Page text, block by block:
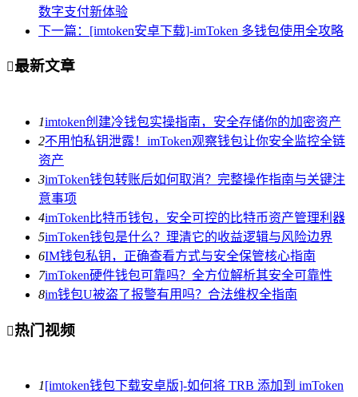
数字支付新体验
下一篇：[imtoken安卓下载]-imToken 多钱包使用全攻略
最新文章
1imtoken创建冷钱包实操指南，安全存储你的加密资产
2不用怕私钥泄露！imToken观察钱包让你安全监控全链
资产
3imToken钱包转账后如何取消？完整操作指南与关键注
意事项
4imToken比特币钱包，安全可控的比特币资产管理利器
5imToken钱包是什么？理清它的收益逻辑与风险边界
6IM钱包私钥，正确查看方式与安全保管核心指南
7imToken硬件钱包可靠吗？全方位解析其安全可靠性
8im钱包U被盗了报警有用吗？合法维权全指南
热门视频
1[imtoken钱包下载安卓版]-如何将 TRB 添加到 imToken